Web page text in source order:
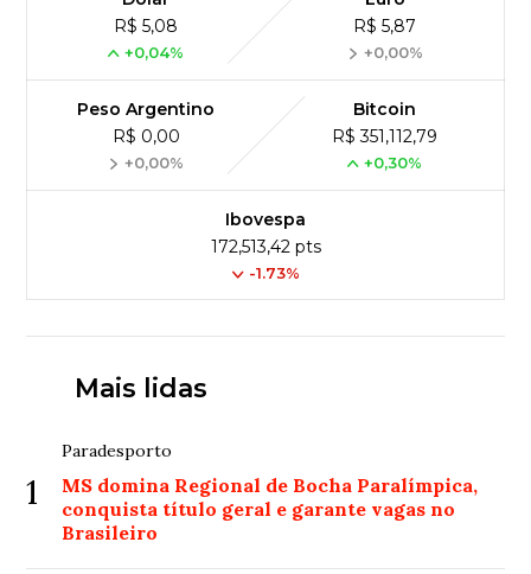
R$ 5,08
+0,04%
R$ 5,87
+0,00%
Peso Argentino
R$ 0,00
+0,00%
Bitcoin
R$ 351,112,79
+0,30%
Ibovespa
172,513,42 pts
-1.73%
Mais lidas
1
Paradesporto
MS domina Regional de Bocha Paralímpica,
conquista título geral e garante vagas no
Brasileiro